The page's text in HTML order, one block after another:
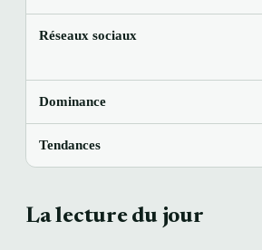
Réseaux sociaux
Dominance
Tendances
La lecture du jour